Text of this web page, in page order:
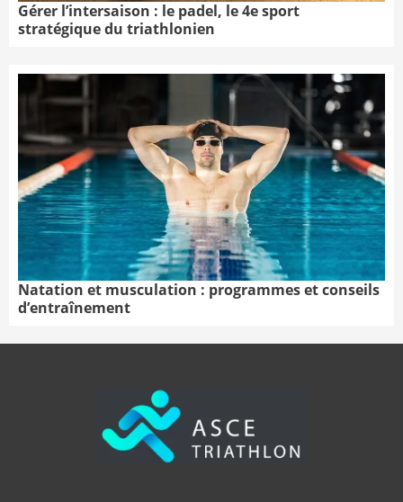
Gérer l’intersaison : le padel, le 4e sport
stratégique du triathlonien
Natation et musculation : programmes et conseils
d’entraînement